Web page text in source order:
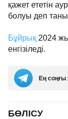
қажет ететін
болуы деп
Бұйрық 2024
енгізіледі.
Ең соңғы
БӨЛІСУ